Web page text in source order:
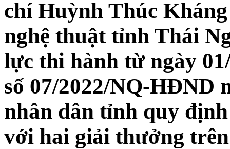
chí Huỳnh Thúc
nghệ thuật tỉnh Thái
lực thi hành từ ngày
số 07/2022/NQ-HĐND
nhân dân tỉnh quy
với hai giải thưởng